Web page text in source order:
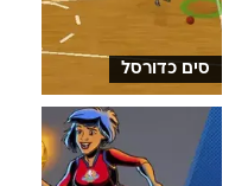
סים כדורסל